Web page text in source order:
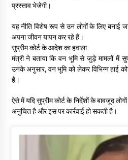
05/08/2026
प्रस्ताव भेजेगी।
यह नीति विशेष रूप से उन लोगों के लिए बनाई
अपना जीवन यापन कर रहे हैं।
सुप्रीम कोर्ट के आदेश का हवाला
मंत्री ने बताया कि वन भूमि से जुड़े मामलों में
उनके अनुसार, वन भूमि को लेकर विभिन्न हाई
है।
ऐसे में यदि सुप्रीम कोर्ट के निर्देशों के बावजूद
अनुचित है और इस पर कार्रवाई हो सकती है।